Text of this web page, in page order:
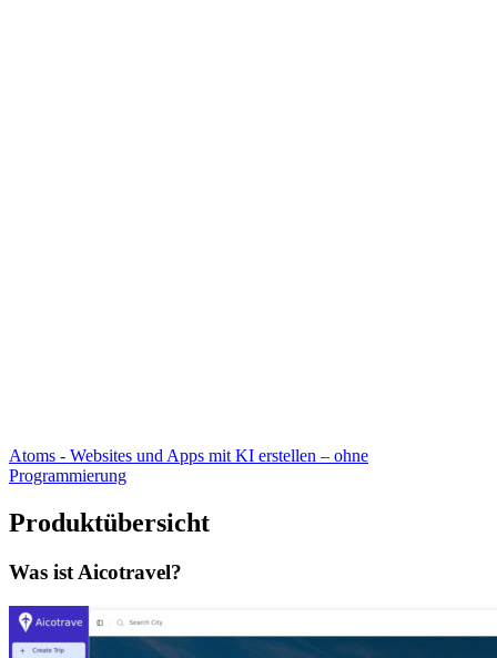
Atoms - Websites und Apps mit KI erstellen – ohne
Programmierung
Produktübersicht
Was ist Aicotravel?